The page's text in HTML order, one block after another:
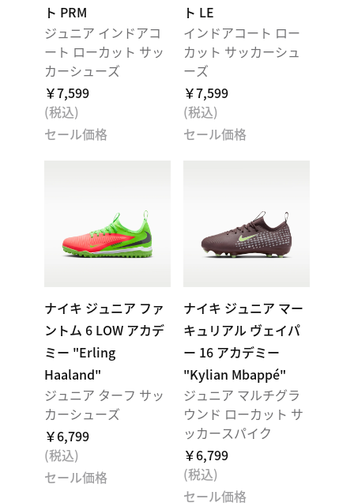
ト PRM
ジュニア インドアコ
ート ローカット サッ
カーシューズ
￥7,599
(税込)
セール価格
ト LE
インドアコート ロー
カット サッカーシュ
ーズ
￥7,599
(税込)
セール価格
ナイキ ジュニア ファ
ントム 6 LOW アカデ
ミー "Erling
Haaland"
ジュニア ターフ サッ
カーシューズ
￥6,799
(税込)
セール価格
ナイキ ジュニア マー
キュリアル ヴェイパ
ー 16 アカデミー
"Kylian Mbappé"
ジュニア マルチグラ
ウンド ローカット サ
ッカースパイク
￥6,799
(税込)
セール価格